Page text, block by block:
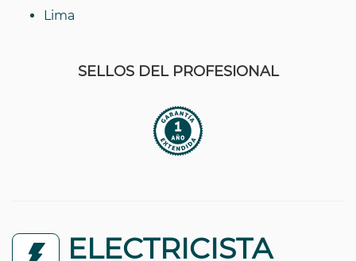
Lima
SELLOS DEL PROFESIONAL
ELECTRICISTA